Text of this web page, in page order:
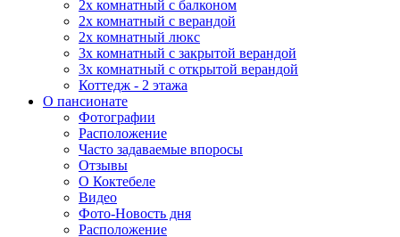
2х комнатный с балконом
2х комнатный с верандой
2х комнатный люкс
3х комнатный с закрытой верандой
3х комнатный с открытой верандой
Коттедж - 2 этажа
О пансионате
Фотографии
Расположение
Часто задаваемые впоросы
Отзывы
О Коктебеле
Видео
Фото-Новость дня
Расположение